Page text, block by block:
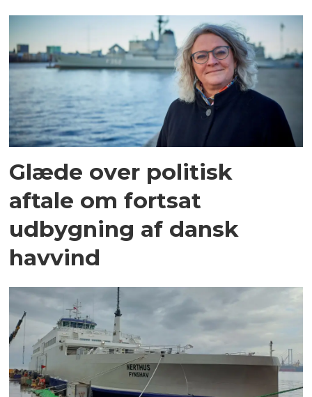
Glæde over politisk
aftale om fortsat
udbygning af dansk
havvind